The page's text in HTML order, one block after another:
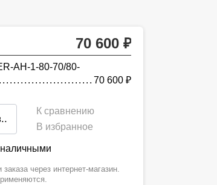
70 600
AH-1-80-70/80-
70 600
..
К сравнению
В избранное
через интернет-магазин.